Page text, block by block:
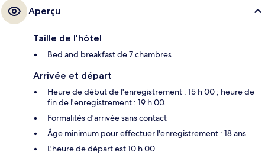
Aperçu
Taille de l'hôtel
Bed and breakfast de 7 chambres
Arrivée et départ
Heure de début de l'enregistrement : 15 h 00 ; heure de
fin de l'enregistrement : 19 h 00.
Formalités d'arrivée sans contact
Âge minimum pour effectuer l'enregistrement : 18 ans
L'heure de départ est 10 h 00